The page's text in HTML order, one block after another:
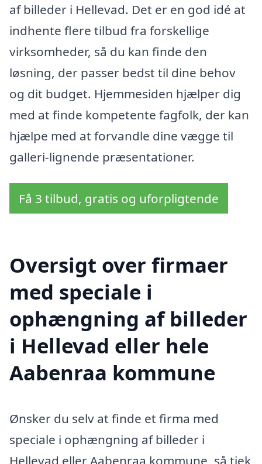
af billeder i Hellevad. Det er en god idé at
indhente flere tilbud fra forskellige
virksomheder, så du kan finde den
løsning, der passer bedst til dine behov
og dit budget. Hjemmesiden hjælper dig
med at finde kompetente fagfolk, der kan
hjælpe med at forvandle dine vægge til
galleri-lignende præsentationer.
Få 3 tilbud, gratis og uforpligtende
Oversigt over firmaer
med speciale i
ophængning af billeder
i Hellevad eller hele
Aabenraa kommune
Ønsker du selv at finde et firma med
speciale i ophængning af billeder i
Hellevad eller Aabenraa kommune, så tjek